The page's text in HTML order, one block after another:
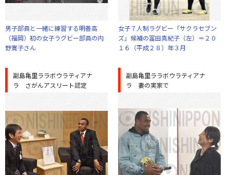
男子部員と一緒に練習する明善高
（福岡）初の女子ラグビー部員の内
野寛子さん
女子７人制ラグビー「サクラセブン
ズ」候補の冨田真紀子（左）＝２０
１６（平成２８）年３月
副島亀里ララボウラティアナ
ラ さがんアスリート認定
副島亀里ララボウラティアナ
ラ 妻の実家で